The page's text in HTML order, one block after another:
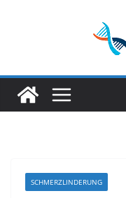
SCHMERZLINDERUNG